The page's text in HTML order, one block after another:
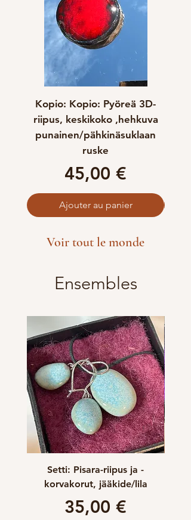
Kopio: Kopio: Pyöreä 3D-
riipus, keskikoko ,hehkuva
punainen/pähkinäsuklaan
ruske
Prix
45,00 €
Ajouter au panier
Voir tout le monde
Ensembles
Setti: Pisara-riipus ja -
korvakorut, jääkide/lila
Prix
35,00 €